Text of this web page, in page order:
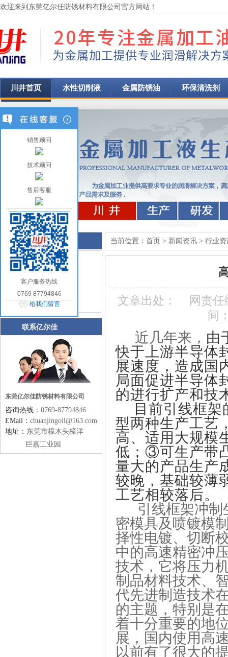
欢迎来到东莞亿尔佳防锈材料有限公司官方网站！
川井首页 水性切削液 金属防锈油 环保清洗剂
行业资讯
行业资讯
公司资讯
油品知识
联系亿尔佳
东莞亿尔佳防锈材料有限公司
咨询热线： 0769-87794846
EMail： chuanjingoil@163.com
地址： 东莞市樟木头樟洋
巨嘉工业园
当前位置： 首页 > 新闻资讯 > 行业资
文章出处：
网责
间
近几年来， 由
快于上游半导体
展速度，造成国
局面促进半导体
的进行扩产和技
目前引线框
型两种生产工艺
高、适用大规模
低；③可生产带
量大的产品生产
较晚，基础较薄
工艺相较落后。
引线框架冲
密模具及喷镀模
择性电镀、切断
中的高速精密冲
技术，它将压力
制品材料技术、
代先进制造技术
的主题，特别是
着十分重要的地
展，国内使用高
以前有了很大的
销售顾问
技术顾问
售后客服
客户服务热线
0769 87794846
给我们留言